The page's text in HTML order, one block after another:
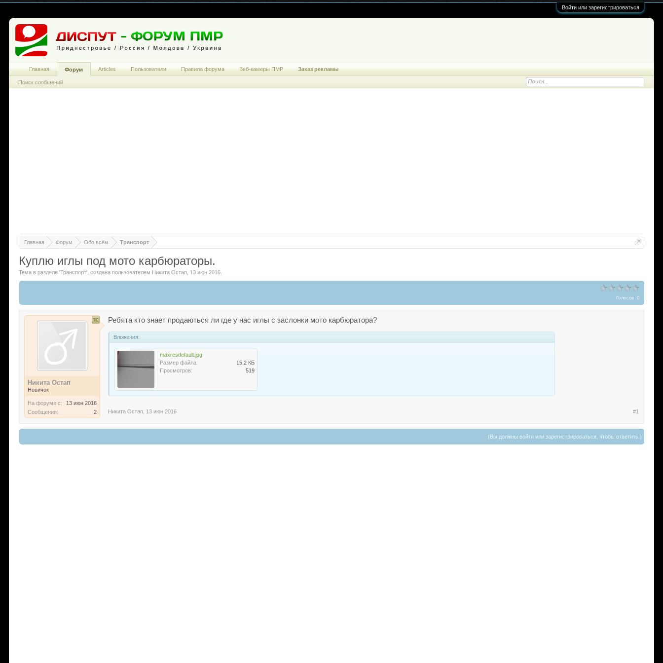
Войти или зарегистрироваться
Главная Форум Обо всём Транспорт
Куплю иглы под мото карбюраторы.
Тема в разделе 'Транспорт' , создана пользователем Никита Остап 13 июн 2016
Голосов: 0
Никита Остап
Новичок
На форуме с:
13 июн 2016
Сообщения:
2
Ребята кто знает продаються ли где у нас иглы с заслонки мото карбюратора?
Вложения:
maxresdefault.jpg
Размер файла:
15,2 КБ
Просмотров:
519
Никита Остап 13 июн 2016 #1
(Вы должны войти или зарегистрироваться, чтобы ответить.)
Главная Форум
Поиск сообщений
Articles Пользователи Правила форума Веб-камеры ПМР Заказ рекламы